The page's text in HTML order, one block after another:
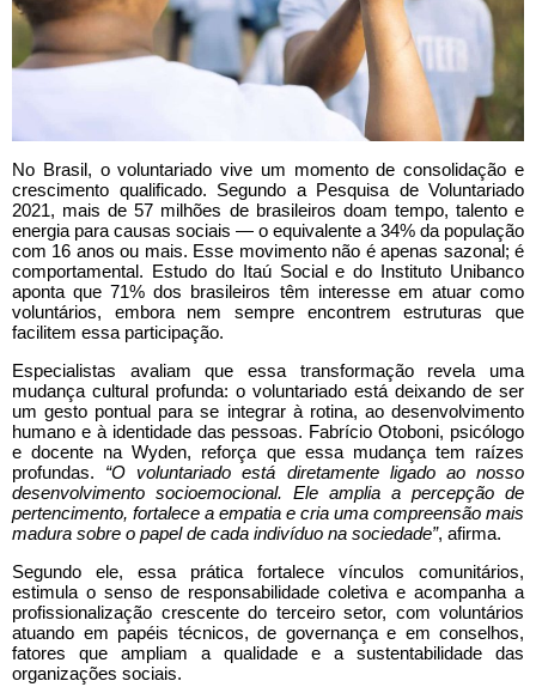
No Brasil, o voluntariado vive um momento de consolidação e
crescimento qualificado. Segundo a Pesquisa de Voluntariado
2021, mais de 57 milhões de brasileiros doam tempo, talento e
energia para causas sociais — o equivalente a 34% da população
com 16 anos ou mais. Esse movimento não é apenas sazonal; é
comportamental. Estudo do Itaú Social e do Instituto Unibanco
aponta que 71% dos brasileiros têm interesse em atuar como
voluntários, embora nem sempre encontrem estruturas que
facilitem essa participação.
Especialistas avaliam que essa transformação revela uma
mudança cultural profunda: o voluntariado está deixando de ser
um gesto pontual para se integrar à rotina, ao desenvolvimento
humano e à identidade das pessoas. Fabrício Otoboni, psicólogo
e docente na Wyden, reforça que essa mudança tem raízes
profundas. “O voluntariado está diretamente ligado ao nosso
desenvolvimento socioemocional. Ele amplia a percepção de
pertencimento, fortalece a empatia e cria uma compreensão mais
madura sobre o papel de cada indivíduo na sociedade”, afirma.
Segundo ele, essa prática fortalece vínculos comunitários,
estimula o senso de responsabilidade coletiva e acompanha a
profissionalização crescente do terceiro setor, com voluntários
atuando em papéis técnicos, de governança e em conselhos,
fatores que ampliam a qualidade e a sustentabilidade das
organizações sociais.